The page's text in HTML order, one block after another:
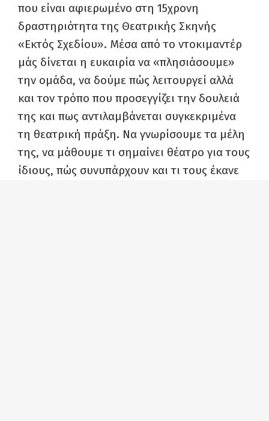
που είναι αφιερωμένο στη 15χρονη
δραστηριότητα της Θεατρικής Σκηνής
«Εκτός Σχεδίου». Μέσα από το ντοκιμαντέρ
μάς δίνεται η ευκαιρία να «πλησιάσουμε»
την ομάδα, να δούμε πώς λειτουργεί αλλά
και τον τρόπο που προσεγγίζει την δουλειά
της και πως αντιλαμβάνεται συγκεκριμένα
τη θεατρική πράξη. Να γνωρίσουμε τα μέλη
της, να μάθουμε τι σημαίνει θέατρο για τους
ίδιους, πώς συνυπάρχουν και τι τους έκανε